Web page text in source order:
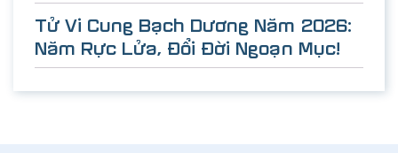
Tử Vi Cung Bạch Dương Năm 2026:
Năm Rực Lửa, Đổi Đời Ngoạn Mục!